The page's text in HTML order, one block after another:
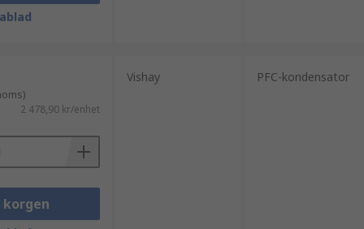
2 478,90 kr/enhet
korgen
Vishay PFC-kondensator